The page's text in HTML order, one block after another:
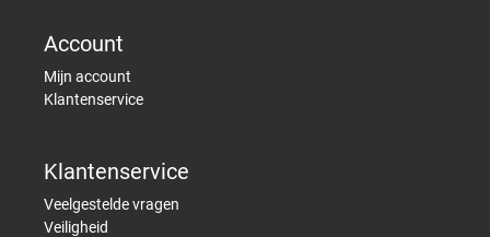
Account
Mijn account
Klantenservice
Klantenservice
Veelgestelde vragen
Veiligheid